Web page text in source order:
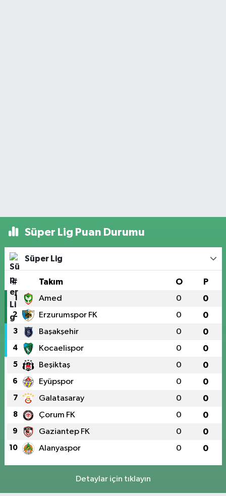
Süper Lig Puan Durumu
Süper Lig
# Takım O P
1 Amed 0 0
2 Erzurumspor FK 0 0
3 Başakşehir 0 0
4 Kocaelispor 0 0
5 Beşiktaş 0 0
6 Eyüpspor 0 0
7 Galatasaray 0 0
8 Çorum FK 0 0
9 Gaziantep FK 0 0
10 Alanyaspor 0 0
Detaylar için tıklayın